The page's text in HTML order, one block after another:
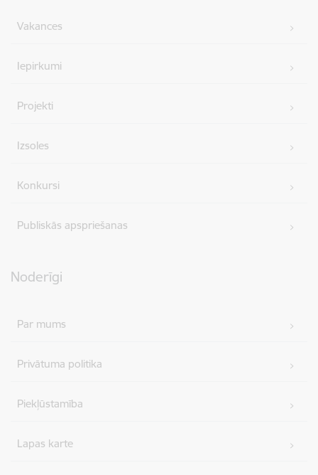
Vakances
Iepirkumi
Projekti
Izsoles
Konkursi
Publiskās apspriešanas
Noderīgi
Par mums
Privātuma politika
Piekļūstamība
Lapas karte